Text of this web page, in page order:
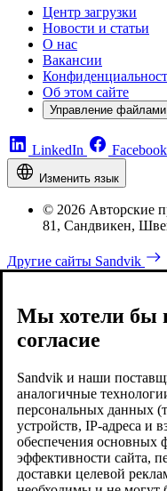
Центр загрузки
Новости и статьи
О нас
Вакансии
Об этом сайте
Управление
LinkedIn Facebook
Изменить язык
© 2026 Авторские
81, Сандвикен,
Другие сайты Sandvik
Мы хотели бы
согласие
Sandvik и наши
аналогичные
персональных данных
устройств, IP-адреса и
обеспечения основных
эффективности сайта,
доставки целевой